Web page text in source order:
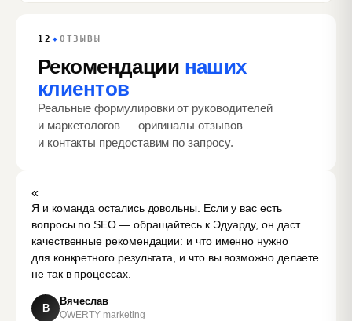
12 ✦ ОТЗЫВЫ
Рекомендации наших
клиентов
Реальные формулировки от руководителей
и маркетологов — оригиналы отзывов
и контакты предоставим по запросу.
«
Я и команда остались довольны. Если у вас есть
вопросы по SEO — обращайтесь к Эдуарду, он даст
качественные рекомендации: и что именно нужно
для конкретного результата, и что вы возможно делаете
не так в процессах.
В
Вячеслав
QWERTY marketing